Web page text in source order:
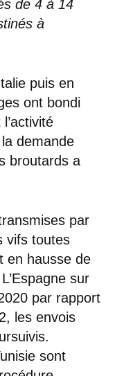
de 4 à 14
à
puis en
ont bondi
demande
broutards a
par
vifs toutes
en hausse de
sur
par rapport
les envois
sont